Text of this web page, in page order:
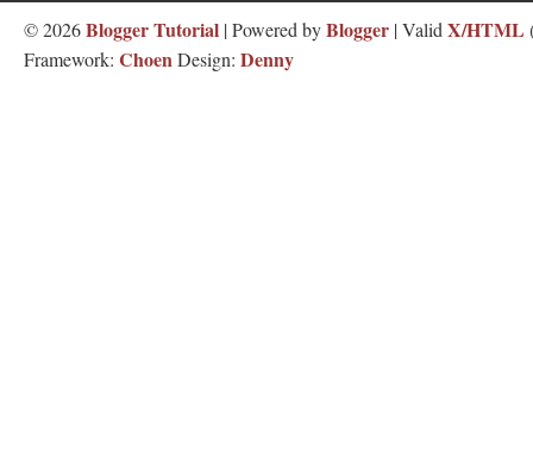
©2026Blogger Tutorial | Powered byBlogger | Valid X/HTML
Framework: ChoenDesign: Denny